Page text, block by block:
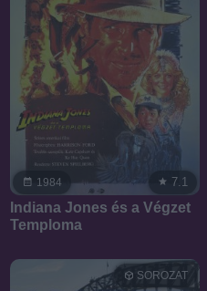
1984 7.1
Indiana Jones és a Végzet
Temploma
SOROZAT